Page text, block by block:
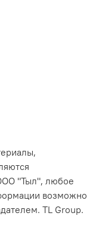
"Тыл", любое
возможно
TL Group.